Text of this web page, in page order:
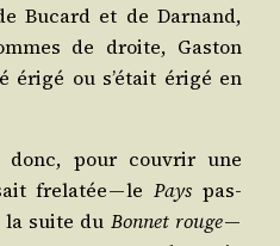
Bucard et de Dar­nand,
de droite, Gas­ton
éri­gé ou s’é­tait éri­gé en
pour cou­vrir une
fre­la­tée — lePays pas­
suite du Bon­net rouge—